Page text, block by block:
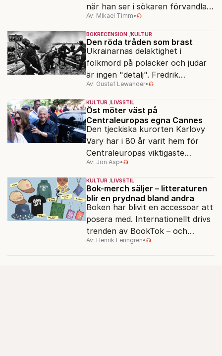
när han ser i sökaren förvandlas
vardagen till underverk. Fyllda 95
gör han en ny film.
Av: Mikael Timm•
BOKRECENSION KULTUR
Den röda tråden som brast
Ukrainarnas delaktighet i
folkmord på polacker och judar
är ingen "detalj". Fredrik
Segerfeldts iver att skildra den
ryska imperialismen leder till en
förenklad bild av historien.
Av: Gustaf Lewander•
KULTUR LIVSSTIL
Öst möter väst på
Centraleuropas egna Cannes
Den tjeckiska kurorten Karlovy
Vary har i 80 år varit hem för
Centraleuropas viktigaste
filmfestival – en plats där
Hollywoodglans möter
egensinnighet.
Av: Jon Asp•
KULTUR LIVSSTIL
Bok-merch säljer – litteraturen
blir en prydnad bland andra
Boken har blivit en accessoar att
posera med. Internationellt drivs
trenden av BookTok – och
förlagen följer efter.
Av: Henrik Lenngren•